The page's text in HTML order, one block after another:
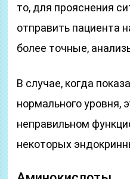
то, для прояснения
отправить пациента
более точные,
В случае, когда
нормального уровня,
неправильном
некоторых